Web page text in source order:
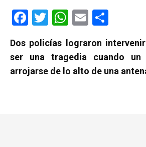
F
ce
b
o
T
tt
er
W
at
s
E
ail m
p
Dos policías lograron
ser una tragedia cuando
arrojarse de lo alto de una